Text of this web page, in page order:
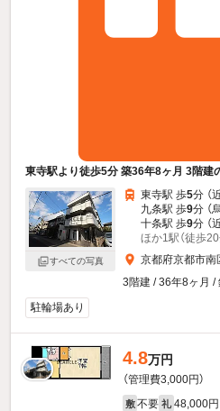
東寺駅より徒歩5分 築36年8ヶ月 3階建
すべての写真
東寺駅 歩5分 （
九条駅 歩9分 （
十条駅 歩9分 （
ほか1駅（徒歩20
京都府京都市
3階建 / 36年8ヶ月 /
駐輪場あり
4.8万円
（管理費3,000円）
敷 不要 礼 48,000円